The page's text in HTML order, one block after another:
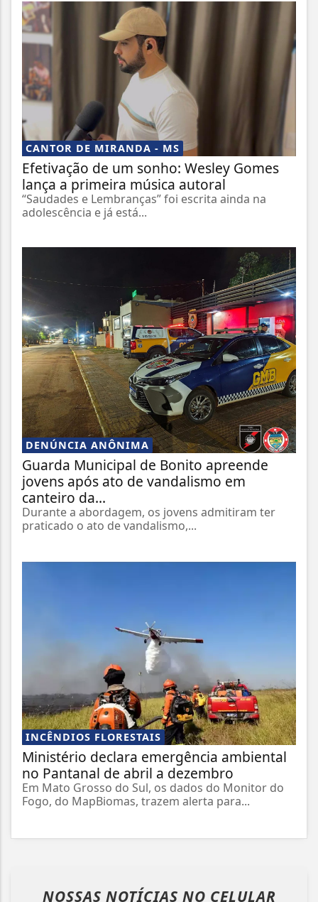
CANTOR DE MIRANDA - MS
Efetivação de um sonho: Wesley Gomes
lança a primeira música autoral
“Saudades e Lembranças” foi escrita ainda na
adolescência e já está...
DENÚNCIA ANÔNIMA
Guarda Municipal de Bonito apreende
jovens após ato de vandalismo em
canteiro da...
Durante a abordagem, os jovens admitiram ter
praticado o ato de vandalismo,...
INCÊNDIOS FLORESTAIS
Ministério declara emergência ambiental
no Pantanal de abril a dezembro
Em Mato Grosso do Sul, os dados do Monitor do
Fogo, do MapBiomas, trazem alerta para...
NOSSAS NOTÍCIAS NO CELULAR